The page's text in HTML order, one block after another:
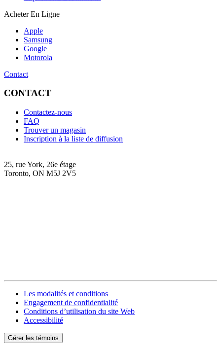
Acheter En Ligne
Apple
Samsung
Google
Motorola
Contact
CONTACT
Contactez-nous
FAQ
Trouver un magasin
Inscription à la liste de diffusion
25, rue York, 26e étage
Toronto, ON M5J 2V5
Les modalités et conditions
Engagement de confidentialité
Conditions d’utilisation du site Web
Accessibilité
Gérer les témoins